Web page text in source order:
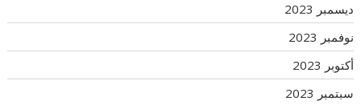
ديسمبر 2023
نوفمبر 2023
أكتوبر 2023
سبتمبر 2023